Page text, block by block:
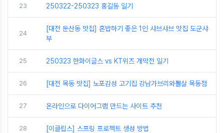
23 250322-250323 홍길동 일기
24
[대전 둔산동 맛집] 혼밥하기 좋은 1인 샤브샤브 맛집 도군샤
부
25 250323 한화이글스 vs KT위즈 개막전 일기
26 [대전 목동 맛집] 노포감성 고기집 강남가브리와뽈살 목동점
27 온라인으로 다이어그램 만드는 사이트 추천
28 [이클립스] 스프링 프로젝트 생성 방법